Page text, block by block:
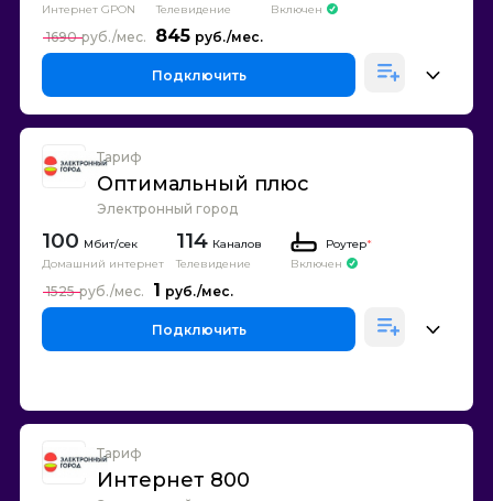
Интернет GPON
Телевидение
Включен
845
1690
Подключить
Тариф
Оптимальный плюс
Электронный город
100
Домашний интернет
114 Каналов
Телевидение
Роутер*
Включен
1
1525
Подключить
Тариф
Интернет 800